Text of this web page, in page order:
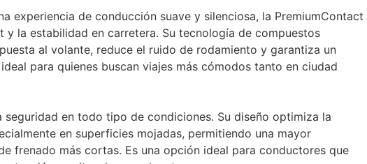
experiencia de conducción suave y silenciosa, la PremiumContact
y la estabilidad en carretera. Su tecnología de compuestos
al volante, reduce el ruido de rodamiento y garantiza un
para quienes buscan viajes más cómodos tanto en ciudad
seguridad en todo tipo de condiciones. Su diseño optimiza la
en superficies mojadas, permitiendo una mayor
frenado más cortas. Es una opción ideal para conductores que